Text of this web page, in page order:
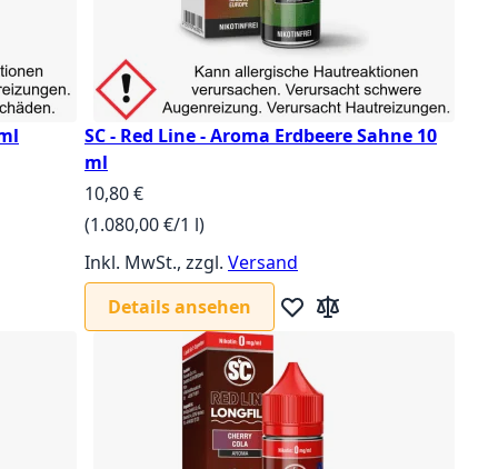
hinzufügenhinzufügen
SC - Red Line - Aroma Erdbeere Sahne 10
ml
10,80 €
(1.080,00 €/1 l)
Inkl. MwSt., zzgl. Versand
Details ansehen
Zur Wunschliste
Zur Vergleichsliste